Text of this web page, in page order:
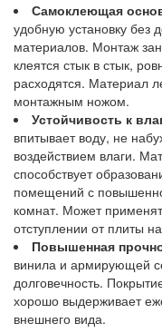
Самоклеющая
удобную установку без
материалов. Монтаж
клеятся стык в стык,
расходятся. Материал
монтажным ножом.
Устойчивость к
впитывает воду, не
воздействием влаги.
способствует
помещений с
комнат. Может
отступлении от плиты
Повышенная
винила и армирующей
долговечность.
хорошо выдерживает
внешнего вида.